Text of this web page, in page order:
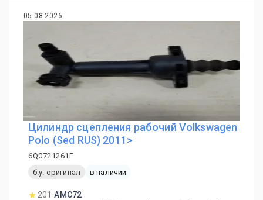
05.08.2026
Цилиндр сцепления рабочий Volkswagen
Polo (Sed RUS) 2011>
6Q0721261F
б.у. оригинал
в наличии
201 AMC72